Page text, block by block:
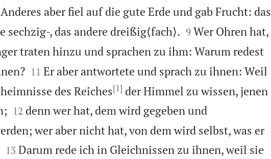
Anderes aber fiel auf die gute Erde und gab Frucht: das
sechzig-, das andere dreißig⟨fach⟩.
9 Wer Ohren hat,
traten hinzu und sprachen zu ihm: Warum redest

11 Er aber antwortete und sprach zu ihnen: Weil
des Reiches[1] der Himmel zu wissen, jenen

12 denn wer hat, dem wird gegeben und
wer aber nicht hat, von dem wird selbst, was er

13 Darum rede ich in Gleichnissen zu ihnen, weil sie